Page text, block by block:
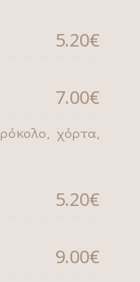
5.20€
7.00€
χόρτα,
5.20€
9.00€